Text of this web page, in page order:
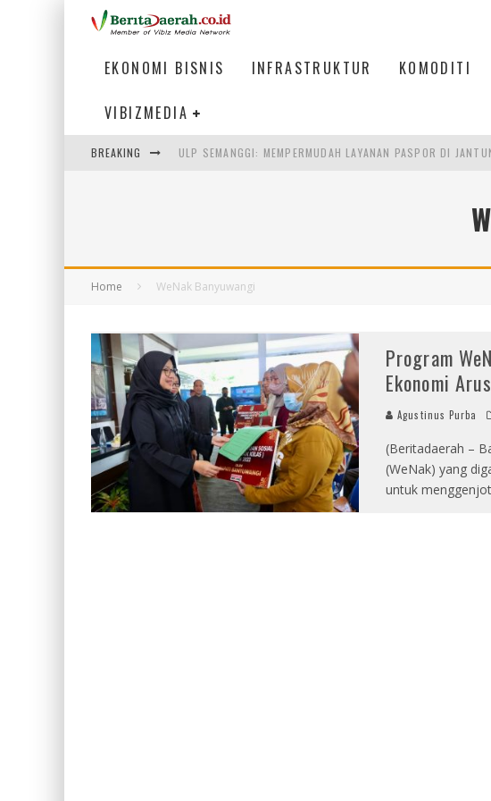
EKONOMI BISNIS INFRASTRUKTUR KOMODITI
VIBIZMEDIA
BREAKING ULP SEMANGGI: MEMPERMUDAH LAYANAN PASPOR DI
KETIKA INSTITUSI MENENTUKAN MASA DEPAN INDONESIA
Home WeNak Banyuwangi
Program
Ekonomi
Agustinus Purba
(Beritadaerah –
(WeNak) yang
untuk